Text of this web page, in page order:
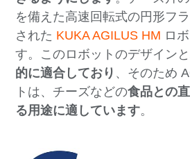
を備えた高速回転式の円形フ
された KUKA AGILUS HM ロ
す。このロボットのデザイン
的に適合しており 、そのため
トは、チーズなどの食品との
る用途に適しています。